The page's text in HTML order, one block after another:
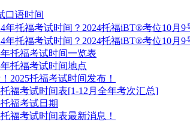
口语时间
年托福考试时间？2024托福iBT®考位10月9
年托福考试时间？2024托福iBT®考位10月9
年托福考试时间一览表
年托福考试时间地点
2025托福考试时间发布！
托福考试时间表[1-12月全年考次汇总]
托福考试日期
托福考试时间表最新消息！